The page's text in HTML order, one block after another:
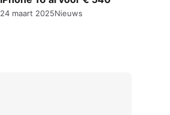
24 maart 2025Nieuws